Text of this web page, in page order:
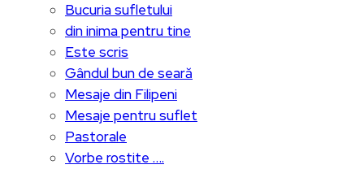
Bucuria sufletului
din inima pentru tine
Este scris
Gândul bun de seară
Mesaje din Filipeni
Mesaje pentru suflet
Pastorale
Vorbe rostite ….